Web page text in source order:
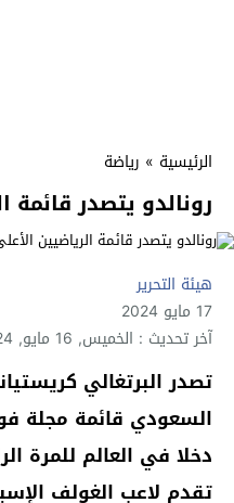
الرئيسية » رياضة
رونالدو يتصدر قائمة
هيئة التحرير
17 مايو 2024
آخر تحديث : الخميس, 16 مايو, 2024 - 10:45 مساءً
تصدر البرتغالي
السعودي قائمة مجلة
دخلا في العالم للمرة
تقدم لاعب الغولف